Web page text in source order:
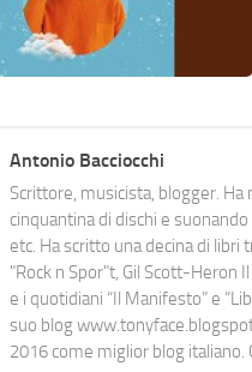
Antonio Bacciocchi
Scrittore, musicista, blogger.
cinquantina di dischi e
etc. Ha scritto una decina di libri
"Rock n Spor"t, Gil Scott-Heron
e i quotidiani “Il Manifesto” e
suo blog
2016 come miglior blog italiano.